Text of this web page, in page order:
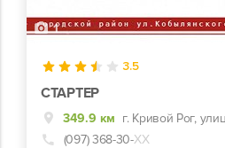
1
3.5
СТАРТЕР
349.9 км
(097) 368-30-ХХ